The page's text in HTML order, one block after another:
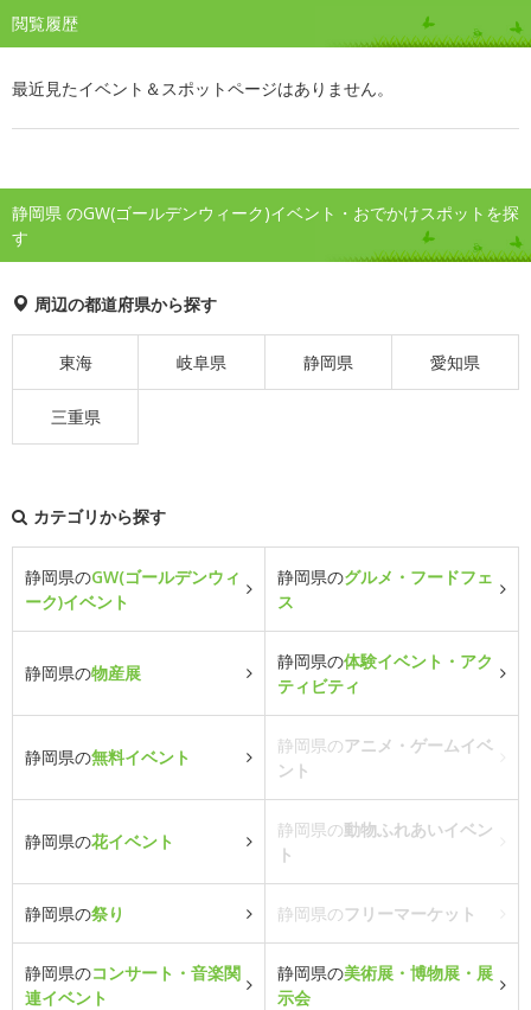
閲覧履歴
最近見たイベント＆スポットページはありません。
静岡県 のGW(ゴールデンウィーク)イベント・おでかけスポットを探
す
周辺の都道府県から探す
東海 岐阜県 静岡県 愛知県
三重県
カテゴリから探す
静岡県のGW(ゴールデンウィ
ーク)イベント
静岡県のグルメ・フードフェ
ス
静岡県の物産展
静岡県の体験イベント・アク
ティビティ
静岡県の無料イベント
静岡県のアニメ・ゲームイベ
ント
静岡県の花イベント
静岡県の動物ふれあいイベン
ト
静岡県の祭り 静岡県のフリーマーケット
静岡県のコンサート・音楽関
連イベント
静岡県の美術展・博物展・展
示会